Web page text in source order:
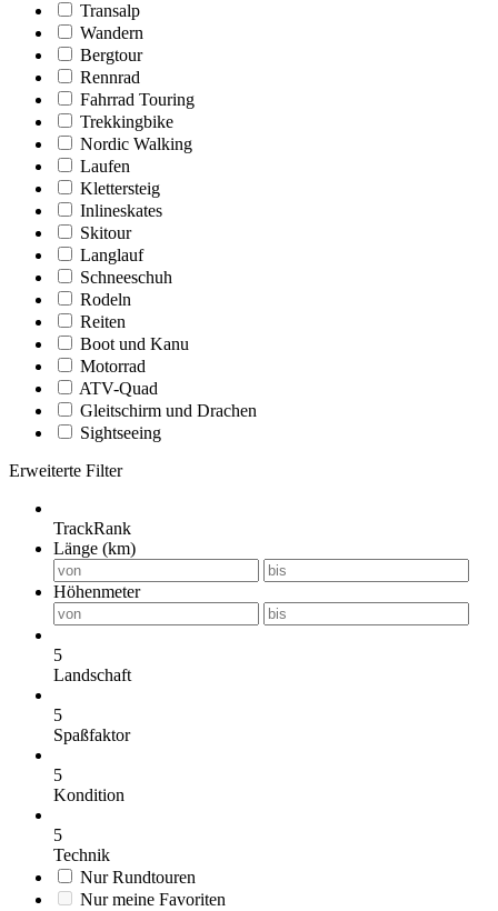
Transalp
Wandern
Bergtour
Rennrad
Fahrrad Touring
Trekkingbike
Nordic Walking
Laufen
Klettersteig
Inlineskates
Skitour
Langlauf
Schneeschuh
Rodeln
Reiten
Boot und Kanu
Motorrad
ATV-Quad
Gleitschirm und Drachen
Sightseeing
Erweiterte Filter
TrackRank
Länge (km)
Höhenmeter
5
Landschaft
5
Spaßfaktor
5
Kondition
5
Technik
Nur Rundtouren
Nur meine Favoriten